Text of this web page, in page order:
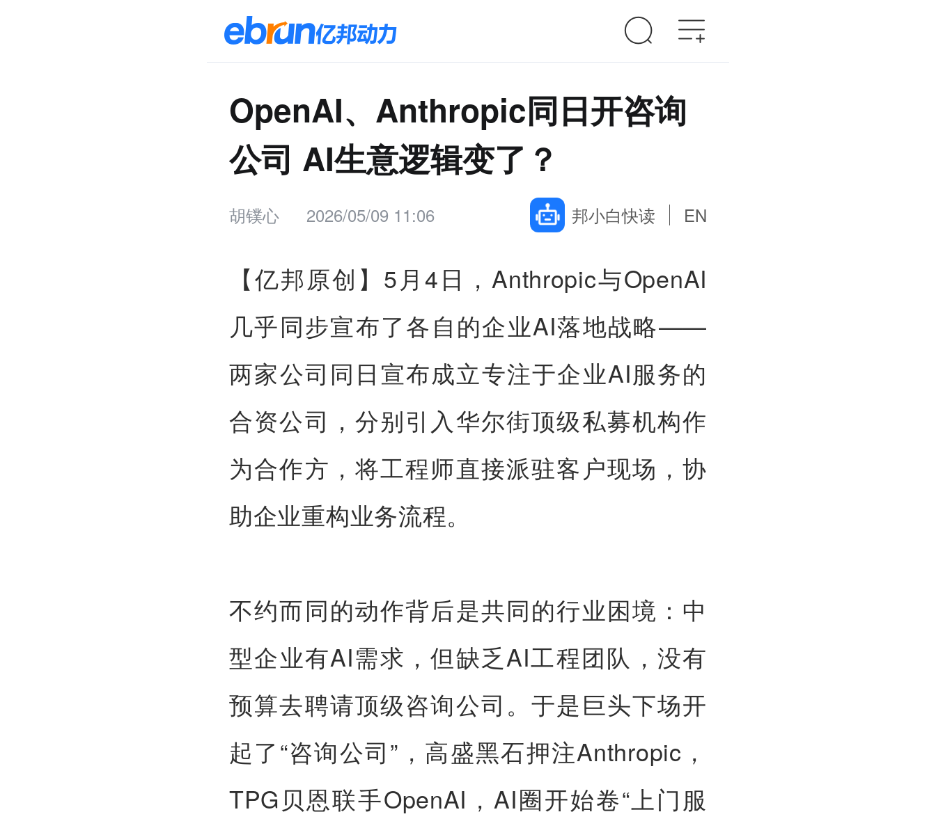
OpenAI、Anthropic同日开咨询
公司 AI生意逻辑变了？
胡镤心 2026/05/09 11:06 邦小白快读 EN
【亿邦原创】 5月4日，Anthropic与OpenAI
几乎同步宣布了各自的企业AI落地战略——
两家公司同日宣布成立专注于企业AI服务的
合资公司，分别引入华尔街顶级私募机构作
为合作方，将工程师直接派驻客户现场，协
助企业重构业务流程。
不约而同的动作背后是共同的行业困境：中
型企业有AI需求，但缺乏AI工程团队，没有
预算去聘请顶级咨询公司。于是巨头下场开
起了“咨询公司”，高盛黑石押注Anthropic，
TPG贝恩联手OpenAI，AI圈开始卷“上门服